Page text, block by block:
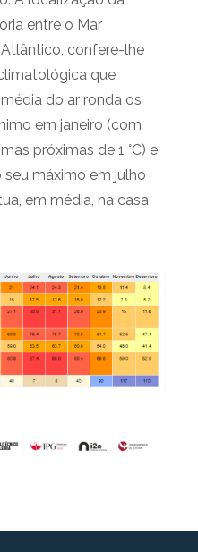
entre o Mar
confere-lhe
que
do ar ronda os
em janeiro (com
próximas de 1 °C) e
seu máximo em julho
em média, na casa